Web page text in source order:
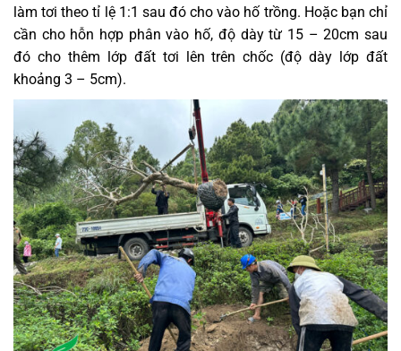
làm tơi theo tỉ lệ 1:1 sau đó cho vào hố trồng. Hoặc bạn chỉ
cần cho hỗn hợp phân vào hố, độ dày từ 15 – 20cm sau
đó cho thêm lớp đất tơi lên trên chốc (độ dày lớp đất
khoảng 3 – 5cm).